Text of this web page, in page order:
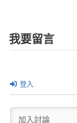
我要留言
登入